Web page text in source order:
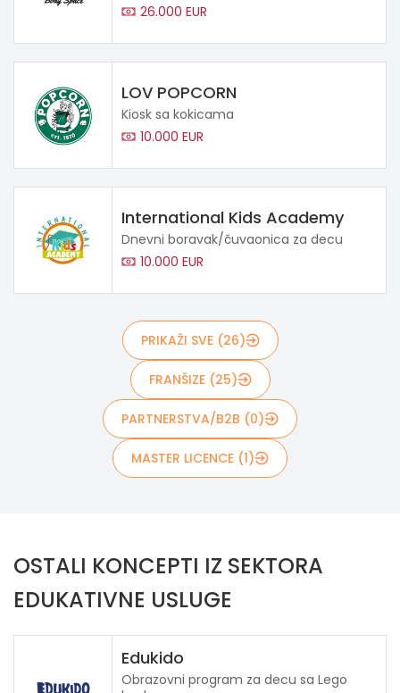
26.000 EUR
LOV POPCORN
Kiosk sa kokicama
10.000 EUR
International Kids Academy
Dnevni boravak/čuvaonica za decu
10.000 EUR
PRIKAŽI SVE (26)
FRANŠIZE (25)
PARTNERSTVA/B2B (0)
MASTER LICENCE (1)
OSTALI KONCEPTI IZ SEKTORA
EDUKATIVNE USLUGE
Edukido
Obrazovni program za decu sa Lego